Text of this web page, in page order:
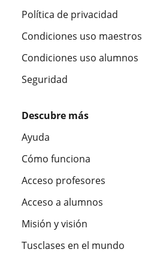
Política de privacidad
Condiciones uso maestros
Condiciones uso alumnos
Seguridad
Descubre más
Ayuda
Cómo funciona
Acceso profesores
Acceso a alumnos
Misión y visión
Tusclases en el mundo